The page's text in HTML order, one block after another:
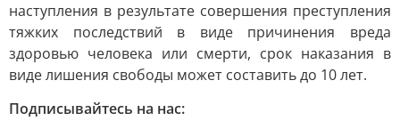
наступления в результате совершения преступления
тяжких последствий в виде причинения вреда
здоровью человека или смерти, срок наказания в
виде лишения свободы может составить до 10 лет.
Подписывайтесь на нас: